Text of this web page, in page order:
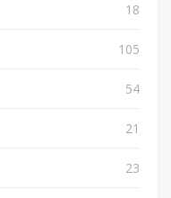
18
105
54
21
23